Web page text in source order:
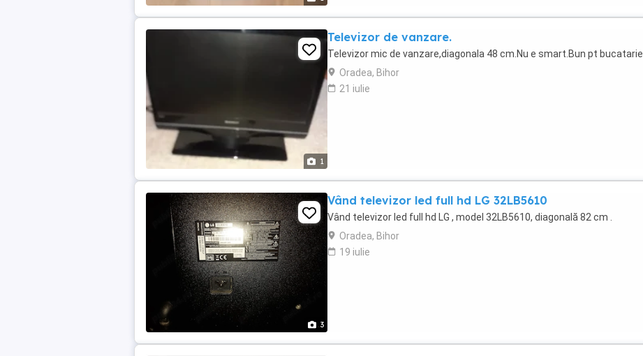
1
Televizor de vanzare.
Televizor mic de vanzare,diagonala 48 cm.Nu e smart.Bun pt bucatarie.
Oradea, Bihor
21 iulie
3
Vând televizor led full hd LG 32LB5610
Vând televizor led full hd LG , model 32LB5610, diagonală 82 cm .
Oradea, Bihor
19 iulie